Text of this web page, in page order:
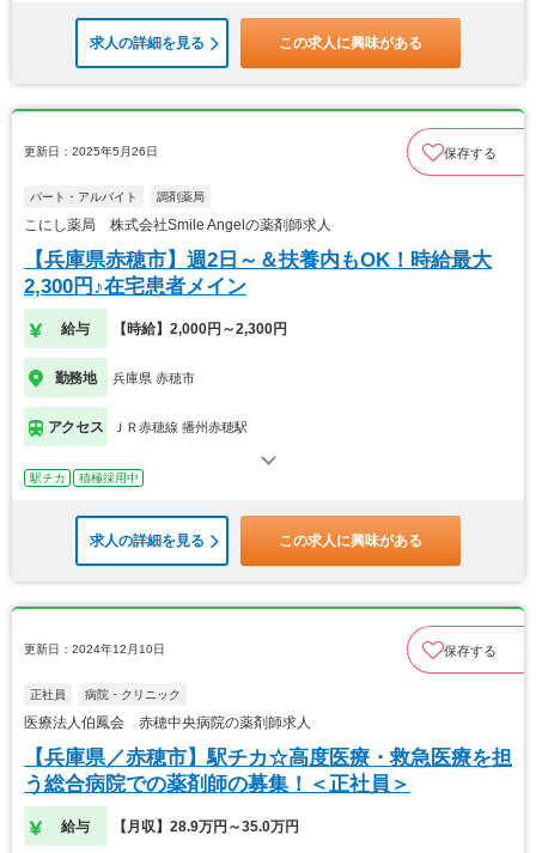
求人の詳細を見る この求人に興味がある
更新日：2025年5月26日 保存する
パート・アルバイト 調剤薬局
こにし薬局 株式会社Smile Angelの薬剤師求人
【兵庫県赤穂市】週2日～＆扶養内もOK！時給最大
2,300円♪在宅患者メイン
給与 【時給】2,000円～2,300円
勤務地 兵庫県 赤穂市
アクセス ＪＲ赤穂線 播州赤穂駅
駅チカ 積極採用中
求人の詳細を見る この求人に興味がある
更新日：2024年12月10日 保存する
正社員 病院・クリニック
医療法人伯鳳会 赤穂中央病院の薬剤師求人
【兵庫県／赤穂市】駅チカ☆高度医療・救急医療を担
う総合病院での薬剤師の募集！＜正社員＞
給与 【月収】28.9万円～35.0万円